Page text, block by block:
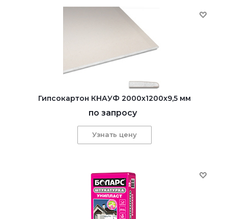
Гипсокартон КНАУФ 2000x1200x9,5 мм
по запросу
Узнать цену